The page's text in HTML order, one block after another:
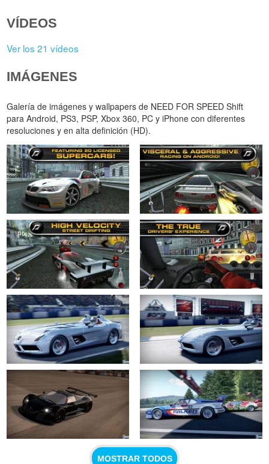
VÍDEOS
Ver los 21 vídeos
IMÁGENES
Galería de imágenes y wallpapers de NEED FOR SPEED Shift
para Android, PS3, PSP, Xbox 360, PC y iPhone con diferentes
resoluciones y en alta definición (HD).
MOSTRAR TODOS